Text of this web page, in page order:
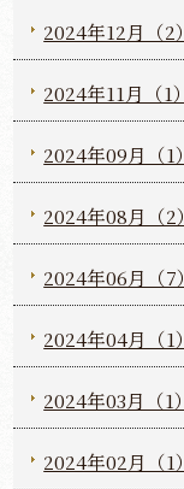
2024年12月（2）
2024年11月（1）
2024年09月（1）
2024年08月（2）
2024年06月（7）
2024年04月（1）
2024年03月（1）
2024年02月（1）